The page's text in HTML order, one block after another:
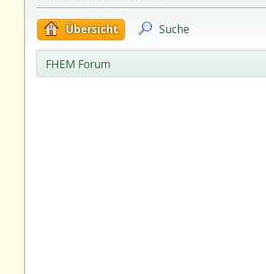
Übersicht Suche
FHEM Forum